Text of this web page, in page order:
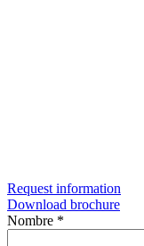
Request information
Download brochure
Nombre *